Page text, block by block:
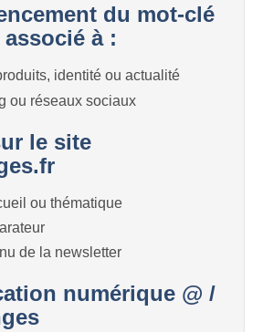
du mot-clé
à :
identité ou actualité
ou réseaux sociaux
le site
ou thématique
de la newsletter
numérique @ /